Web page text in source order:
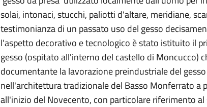
solai, intonaci, stucchi, paliotti d'altare, meridiane,
testimonianza di un passato uso del gesso
l'aspetto decorativo e tecnologico è stato istituito il
gesso (ospitato all'interno del castello di Moncucco)
documentante la lavorazione preindustriale del
nell'architettura tradizionale del Basso Monferrato a
all'inizio del Novecento, con particolare riferimento al